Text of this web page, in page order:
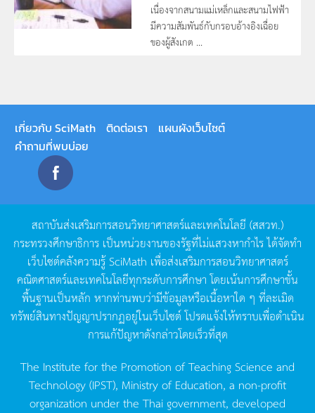
เนื่องจากสนามแม่เหล็กและสนามไฟฟ้า
มีความสัมพันธ์กับกรอบอ้างอิงเฉื่อย
ของผู้สังเกต ...
เกี่ยวกับ SciMath ติดต่อเรา
แผนผังเว็บไซต์
คำถามที่พบบ่อย
สถาบันส่งเสริมการสอนวิทยาศาสตร์และเทคโนโลยี (สสวท.)
กระทรวงศึกษาธิการ เป็นหน่วยงานของรัฐที่ไม่แสวงหากำไรได้จัดทำ
เว็บไซต์คลังความรู้SciMath เพื่อส่งเสริมการสอนวิทยาศาสตร์
คณิตศาสตร์และเทคโนโลยีทุกระดับการศึกษา โดยเน้นการศึกษาขั้น
พื้นฐานเป็นหลัก หากท่านพบว่ามีข้อมูลหรือเนื้อหาใด ๆ ที่ละเมิด
ทรัพย์สินทางปัญญาปรากฏอยู่ในเว็บไซต์โปรดแจ้งให้ทราบเพื่อดำเนิน
การแก้ปัญหาดังกล่าวโดยเร็วที่สุด
The Institute for the Promotion of Teaching Science and
Technology (IPST), Ministry of Education, a non-profit
organization under the Thai government, developed